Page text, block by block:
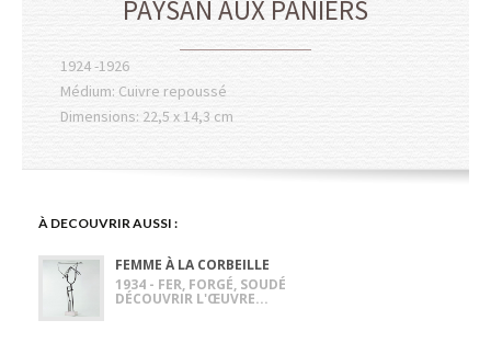
PAYSAN AUX PANIERS
1924 -1926
Médium: Cuivre repoussé
Dimensions: 22,5 x 14,3 cm
À DECOUVRIR AUSSI :
FEMME À LA CORBEILLE
1934 - FER, FORGÉ, SOUDÉ
DÉCOUVRIR L'ŒUVRE...